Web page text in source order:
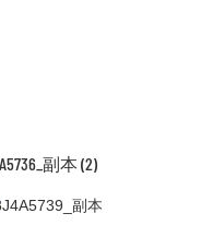
副本 (2)